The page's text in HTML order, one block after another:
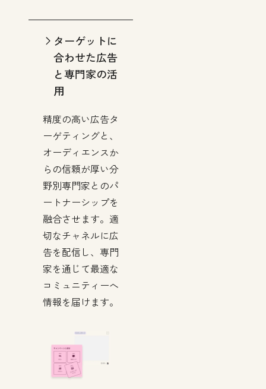
ターゲットに
合わせた広告
と専門家の活
用
精度の高い広告タ
ーゲティングと、
オーディエンスか
らの信頼が厚い分
野別専門家とのパ
ートナーシップを
融合させます。適
切なチャネルに広
告を配信し、専門
家を通じて最適な
コミュニティーへ
情報を届けます。